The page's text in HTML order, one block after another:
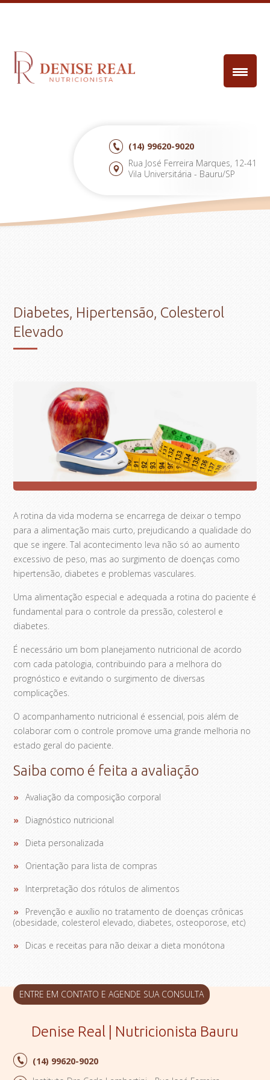
(14) 99620-9020
Rua José Ferreira Marques, 12-41
Vila Universitária - Bauru/SP
Diabetes, Hipertensão, Colesterol
Elevado
A rotina da vida moderna se encarrega de deixar o tempo
para a alimentação mais curto, prejudicando a qualidade do
que se ingere. Tal acontecimento leva não só ao aumento
excessivo de peso, mas ao surgimento de doenças como
hipertensão, diabetes e problemas vasculares.
Uma alimentação especial e adequada a rotina do paciente é
fundamental para o controle da pressão, colesterol e
diabetes.
É necessário um bom planejamento nutricional de acordo
com cada patologia, contribuindo para a melhora do
prognóstico e evitando o surgimento de diversas
complicações.
O acompanhamento nutricional é essencial, pois além de
colaborar com o controle promove uma grande melhoria no
estado geral do paciente.
Saiba como é feita a avaliação
Avaliação da composição corporal
Diagnóstico nutricional
Dieta personalizada
Orientação para lista de compras
Interpretação dos rótulos de alimentos
Prevenção e auxílio no tratamento de doenças crônicas
(obesidade, colesterol elevado, diabetes, osteoporose, etc)
Dicas e receitas para não deixar a dieta monótona
ENTRE EM CONTATO E AGENDE SUA CONSULTA
Denise Real | Nutricionista Bauru
(14) 99620-9020